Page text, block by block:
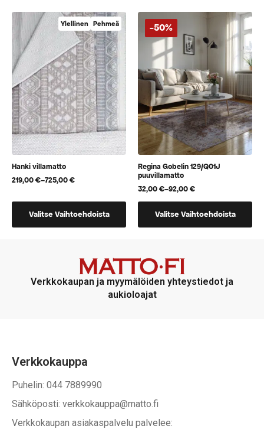
useampi
muunnelma.
Voit
tehdä
valinnat
tuotteen
sivulla.
useampi
muunnelma.
tehdä
valinnat
tuotteen
sivulla.
Ylellinen Pehmeä
Hanki villamatto
219,00€–725,00€
Hintaluokka:
-
725,00 €Valitse Vaihtoehdoista
-50%
Regina Gobelin 129/Q01J
puuvillamatto
32,00€–92,00€
Hintaluokka:
32,00 €
92,00 €
Valitse Vaihtoehdoista
muunnelma.
Voit
tehdä
valinnat
Verkkokaupan ja myymälöiden yhteystiedot ja
aukioloajat
Verkkokauppa
Puhelin: 044 7889990
Sähköposti: verkkokauppa@matto.fi
Verkkokaupan asiakaspalvelu palvelee: